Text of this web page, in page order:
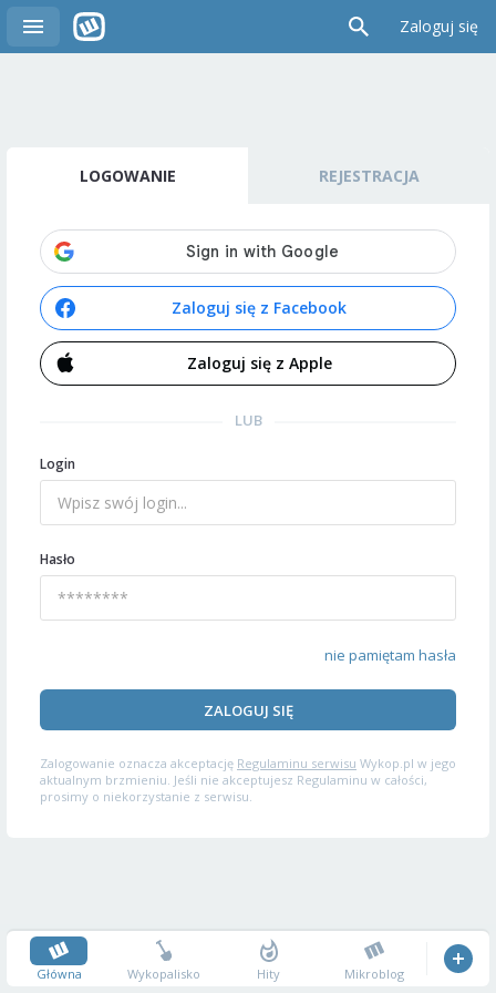
Zaloguj się
LOGOWANIE REJESTRACJA
Zaloguj się z Facebook
Zaloguj się z Apple
LUB
Login
Hasło
nie pamiętam hasła
ZALOGUJ SIĘ
Zalogowanie oznacza akceptację Regulaminu serwisu Wykop.pl w jego
aktualnym brzmieniu. Jeśli nie akceptujesz Regulaminu w całości,
prosimy o niekorzystanie z serwisu.
Główna Wykopalisko Hity Mikroblog